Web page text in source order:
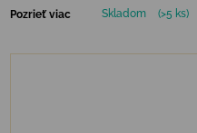
Pozrieť viac Skladom (>5 ks)